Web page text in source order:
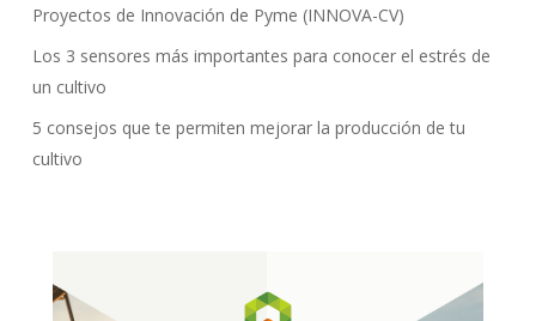
Proyectos de Innovación de Pyme (INNOVA-CV)
Los 3 sensores más importantes para conocer el estrés de
un cultivo
5 consejos que te permiten mejorar la producción de tu
cultivo